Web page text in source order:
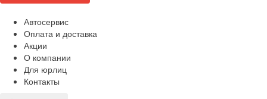
Автосервис
Оплата и доставка
Акции
О компании
Для юрлиц
Контакты